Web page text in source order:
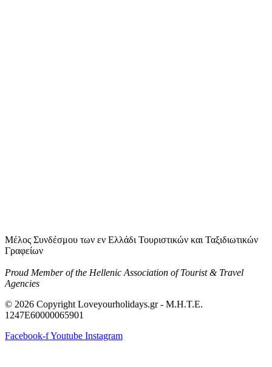
Μέλος Συνδέσμου των εν Ελλάδι Τουριστικών και Ταξιδιωτικών
Γραφείων
Proud Member of the Hellenic Association of Tourist & Travel
Agencies
© 2026 Copyright Loveyourholidays.gr - M.H.T.E.
1247Ε60000065901
Facebook-fYoutube Instagram